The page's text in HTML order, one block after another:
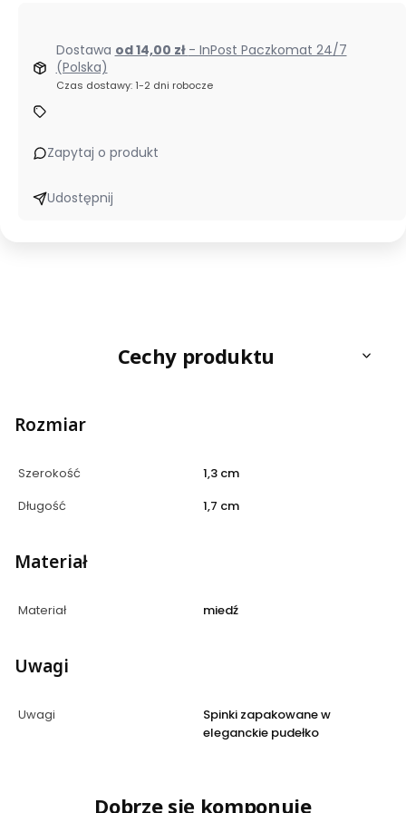
Dostawa od 14,00 zł - InPost Paczkomat 24/7
(Polska)
Czas dostawy: 1-2 dni robocze
Zapytaj o produkt
Udostępnij
Cechy produktu
Rozmiar
Szerokość
1,3 cm
Długość
1,7 cm
Materiał
Materiał miedź
Uwagi
Uwagi
Spinki zapakowane w
eleganckie pudełko
Dobrze się komponuje